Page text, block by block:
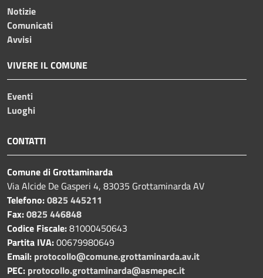
Notizie
Comunicati
Avvisi
VIVERE IL COMUNE
Eventi
Luoghi
CONTATTI
Comune di Grottaminarda
Via Alcide De Gasperi 4, 83035 Grottaminarda AV
Telefono:0825 445211
Fax:0825 446848
Codice Fiscale:81000450643
Partita IVA:00679980649
Email: protocollo@comune.grottaminarda.av.it
PEC: protocollo.grottaminarda@asmepec.it